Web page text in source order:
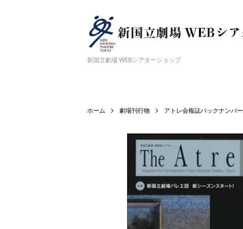
新国立劇場 WEBシアターショップ
ホーム 劇場刊行物 アトレ会報誌バックナンバー